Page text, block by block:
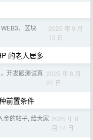
、区块
2025 年 9 月
12 日
的老人居多
开发跟测试真 2025 年 8 月
21 日
前置条件
金的帖子, 给大家 2025 年 8
月 14 日